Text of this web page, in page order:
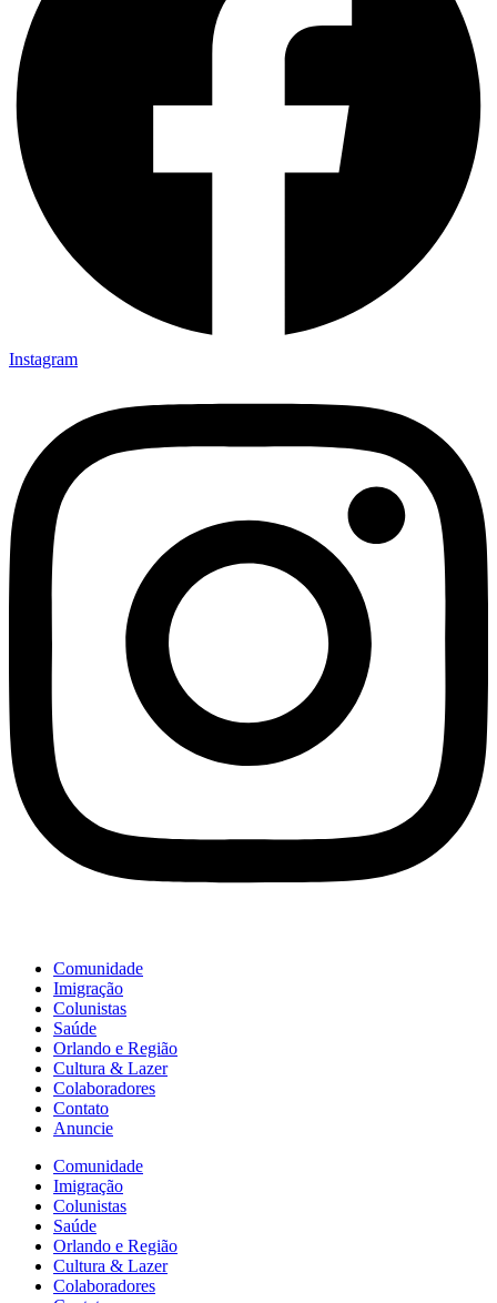
Instagram
Comunidade
Imigração
Colunistas
Saúde
Orlando e Região
Cultura & Lazer
Colaboradores
Contato
Anuncie
Comunidade
Imigração
Colunistas
Saúde
Orlando e Região
Cultura & Lazer
Colaboradores